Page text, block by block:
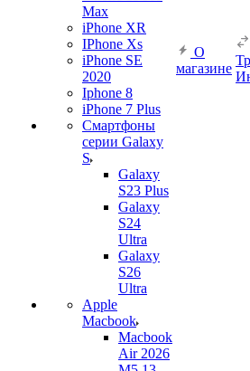
Max
iPhone XR
IPhone Xs
iPhone SE
2020
Iphone 8
iPhone 7 Plus
Смартфоны
серии Galaxy
S
Galaxy
S23 Plus
Galaxy
S24
Ultra
Galaxy
S26
Ultra
Apple
Macbook
Macbook
Air 2026
О
магазине